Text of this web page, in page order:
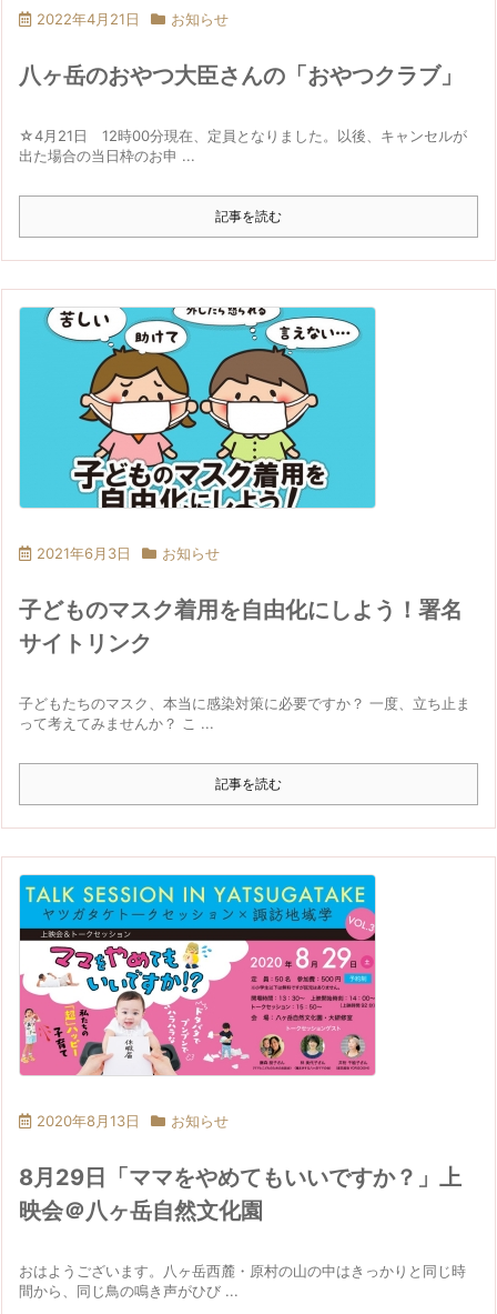
2022年4月21日 お知らせ
八ヶ岳のおやつ大臣さんの「おやつクラブ」
☆4月21日 12時00分現在、定員となりました。以後、キャンセルが
出た場合の当日枠のお申 ...
記事を読む
2021年6月3日 お知らせ
子どものマスク着用を自由化にしよう！署名
サイトリンク
子どもたちのマスク、本当に感染対策に必要ですか？ 一度、立ち止ま
って考えてみませんか？ こ ...
記事を読む
2020年8月13日 お知らせ
8月29日「ママをやめてもいいですか？」上
映会＠八ヶ岳自然文化園
おはようございます。八ヶ岳西麓・原村の山の中はきっかりと同じ時
間から、同じ鳥の鳴き声がひび ...